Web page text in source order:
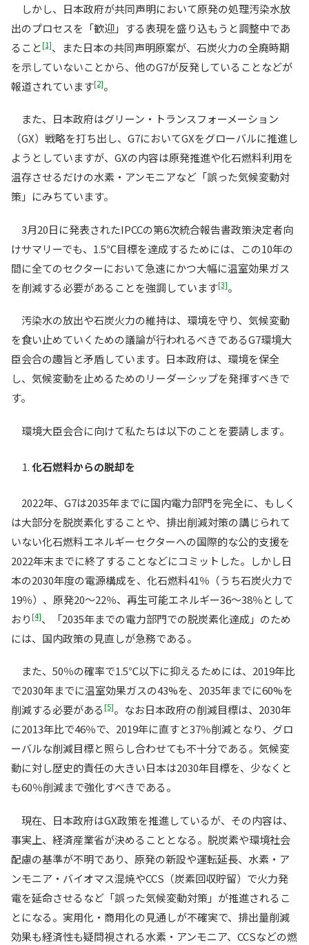
しかし、日本政府が共同声明において原発の処理汚染水放
出のプロセスを「歓迎」する表現を盛り込もうと調整中であ
ること[1]、また日本の共同声明原案が、石炭火力の全廃時期
を示していないことから、他のG7が反発していることなどが
報道されています[2]。
また、日本政府はグリーン・トランスフォーメーション
（GX）戦略を打ち出し、G7においてGXをグローバルに推進し
ようとしていますが、GXの内容は原発推進や化石燃料利用を
温存させるだけの水素・アンモニアなど「誤った気候変動対
策」にみちています。
3月20日に発表されたIPCCの第6次統合報告書政策決定者向
けサマリーでも、1.5℃目標を達成するためには、この10年の
間に全てのセクターにおいて急速にかつ大幅に温室効果ガス
を削減する必要があることを強調しています[3]。
汚染水の放出や石炭火力の維持は、環境を守り、気候変動
を食い止めていくための議論が行われるべきであるG7環境大
臣会合の趣旨と矛盾しています。日本政府は、環境を保全
し、気候変動を止めるためのリーダーシップを発揮すべきで
す。
環境大臣会合に向けて私たちは以下のことを要請します。
化石燃料からの脱却を
2022年、G7は2035年までに国内電力部門を完全に、もしく
は大部分を脱炭素化することや、排出削減対策の講じられて
いない化石燃料エネルギーセクターへの国際的な公的支援を
2022年末までに終了することなどにコミットした。しかし日
本の2030年度の電源構成を、化石燃料41％（うち石炭火力で
19％）、原発20〜22％、再生可能エネルギー36〜38％として
おり[4]、「2035年までの電力部門での脱炭素化達成」のため
には、国内政策の見直しが急務である。
また、50％の確率で1.5℃以下に抑えるためには、2019年比
で2030年までに温室効果ガスの43%を、2035年までに60%を
削減する必要がある[5]。なお日本政府の削減目標は、2030年
に2013年比で46％で、2019年に直すと37％削減となり、グロ
ーバルな削減目標と照らし合わせても不十分である。気候変
動に対し歴史的責任の大きい日本は2030年目標を、少なくと
も60％削減まで強化すべきである。
現在、日本政府はGX政策を推進しているが、その内容は、
事実上、経済産業省が決めることとなる。脱炭素や環境社会
配慮の基準が不明であり、原発の新設や運転延長、水素・ア
ンモニア・バイオマス混焼やCCS（炭素回収貯留）で火力発
電を延命させるなど「誤った気候変動対策」が推進されるこ
とになる。実用化・商用化の見通しが不確実で、排出量削減
効果も経済性も疑問視される水素・アンモニア、CCSなどの燃